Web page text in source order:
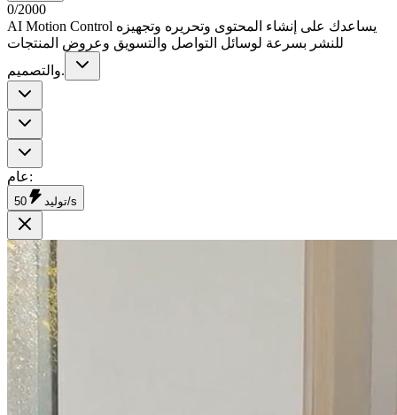
0/2000
AI Motion Control يساعدك على إنشاء المحتوى وتحريره وتجهيزه
للنشر بسرعة لوسائل التواصل والتسويق وعروض المنتجات
والتصميم.
عام:
توليد50/s